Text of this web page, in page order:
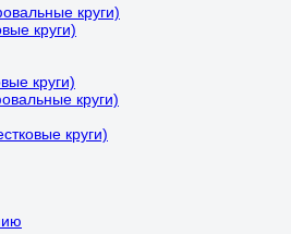
круги)
круги)
круги)
круги)
круги)